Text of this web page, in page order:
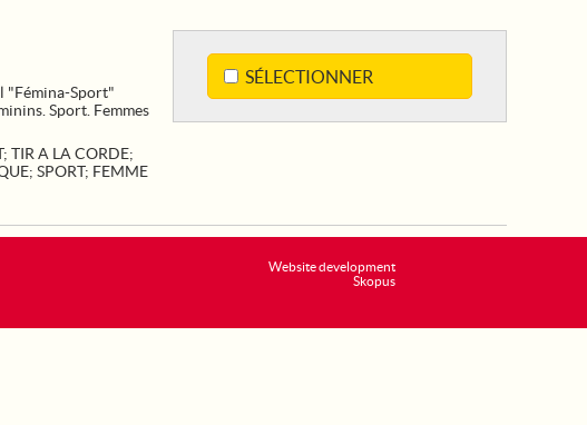
SÉLECTIONNER
"Fémina-Sport"
Sport. Femmes
; TIR A LA CORDE;
; SPORT; FEMME
Website development
Skopus